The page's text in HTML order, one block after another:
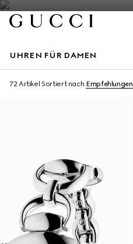
UHREN FÜR DAMEN
72 Artikel Sortiert nach Empfehlungen